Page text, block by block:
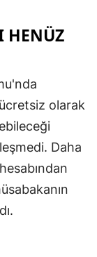
HENÜZ
olarak
Daha